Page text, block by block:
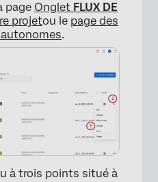
page Onglet FLUX DE
projetou le page des
autonomes.
à trois points situé à